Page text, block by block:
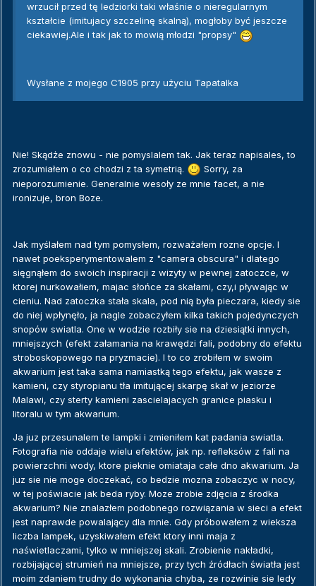
wrzucił przed tę ledziorki taki właśnie o nieregularnym
kształcie (imitujacy szczelinę skalną), mogłoby być jeszcze
ciekawiej.Ale i tak jak to mowią młodzi "propsy"
Wysłane z mojego C1905 przy użyciu Tapatalka
Nie! Skądże znowu - nie pomyslalem tak. Jak teraz napisales, to
zrozumiałem o co chodzi z ta symetrią.
Sorry, za
nieporozumienie. Generalnie wesoły ze mnie facet, a nie
ironizuje, bron Boze.
Jak myślałem nad tym pomysłem, rozważałem rozne opcje. I
nawet poeksperymentowalem z "camera obscura" i dlatego
sięgnąłem do swoich inspiracji z wizyty w pewnej zatoczce, w
ktorej nurkowałiem, majac słońce za skałami, czy,i pływając w
cieniu. Nad zatoczka stała skala, pod nią była pieczara, kiedy sie
do niej wpłynęło, ja nagle zobaczyłem kilka takich pojedynczych
snopów swiatla. One w wodzie rozbiły sie na dziesiątki innych,
mniejszych (efekt załamania na krawędzi fali, podobny do efektu
stroboskopowego na pryzmacie). I to co zrobiłem w swoim
akwarium jest taka sama namiastką tego efektu, jak wasze z
kamieni, czy styropianu tła imitującej skarpę skał w jeziorze
Malawi, czy sterty kamieni zascielajacych granice piasku i
litoralu w tym akwarium.
Ja juz przesunalem te lampki i zmieniłem kat padania swiatla.
Fotografia nie oddaje wielu efektów, jak np. refleksów z fali na
powierzchni wody, ktore pieknie omiataja całe dno akwarium. Ja
juz sie nie moge doczekać, co bedzie mozna zobaczyc w nocy,
w tej poświacie jak beda ryby. Moze zrobie zdjęcia z środka
akwarium? Nie znalazłem podobnego rozwiązania w sieci a efekt
jest naprawde powalający dla mnie. Gdy próbowałem z wieksza
liczba lampek, uzyskiwałem efekt ktory inni maja z
naświetlaczami, tylko w mniejszej skali. Zrobienie nakładki,
rozbijającej strumień na mniejsze, przy tych źródłach światła jest
moim zdaniem trudny do wykonania chyba, ze rozwinie sie ledy